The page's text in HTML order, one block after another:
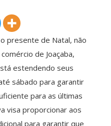
presente de Natal, não
de Joaçaba,
estendendo seus
sábado para garantir
para as últimas
visa proporcionar aos
para garantir que